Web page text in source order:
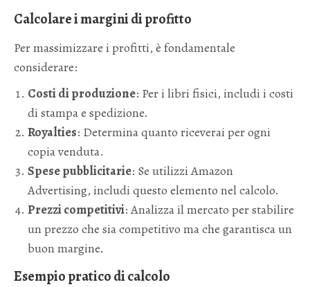
Calcolare i margini di profitto
Per massimizzare i profitti, è fondamentale
considerare:
Costi di produzione: Per i libri fisici, includi i costi
di stampa e spedizione.
Royalties: Determina quanto riceverai per ogni
copia venduta.
Spese pubblicitarie: Se utilizzi Amazon
Advertising, includi questo elemento nel calcolo.
Prezzi competitivi: Analizza il mercato per stabilire
un prezzo che sia competitivo ma che garantisca un
buon margine.
Esempio pratico di calcolo